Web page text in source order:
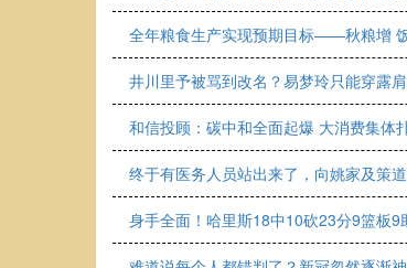
全年粮食生产实现预期目标——秋粮增
井川里予被骂到改名？易梦玲只能穿露
和信投顾：碳中和全面起爆 大消费集体
终于有医务人员站出来了，向姚家及策
身手全面！哈里斯18中10砍23分9篮板9